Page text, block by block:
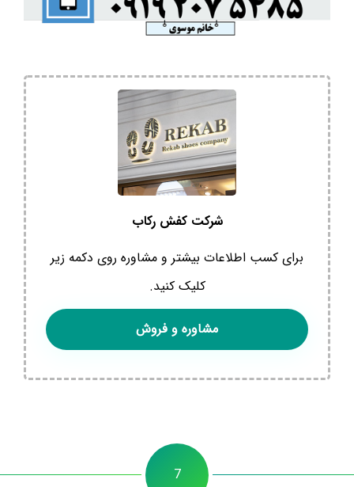
شرکت کفش رکاب
برای کسب اطلاعات بیشتر و مشاوره روی دکمه زیر
کلیک کنید.
مشاوره و فروش
7